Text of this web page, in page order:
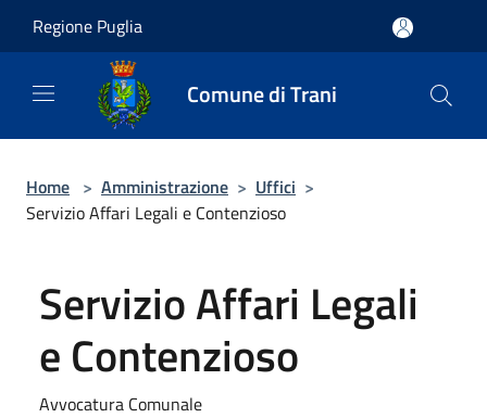
Regione Puglia
Comune di Trani
Home > Amministrazione > Uffici >
Servizio Affari Legali e Contenzioso
Servizio Affari Legali
e Contenzioso
Avvocatura Comunale